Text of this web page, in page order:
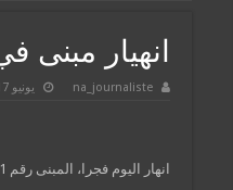
انهيار
na_journaliste يونيو 17, 2022
انهار اليوم فجرا، المبنى رقم 1 بحارة حسين شاهين عند تقاطع شارع طور سيناء بوسط القاهرة.